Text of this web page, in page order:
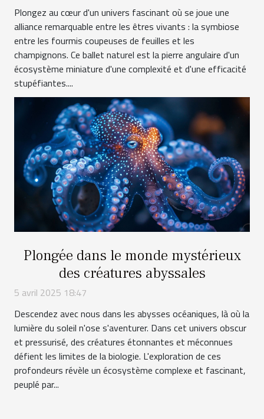
Plongez au cœur d'un univers fascinant où se joue une
alliance remarquable entre les êtres vivants : la symbiose
entre les fourmis coupeuses de feuilles et les
champignons. Ce ballet naturel est la pierre angulaire d'un
écosystème miniature d'une complexité et d'une efficacité
stupéfiantes....
Plongée dans le monde mystérieux
des créatures abyssales
5 avril 2025 18:47
Descendez avec nous dans les abysses océaniques, là où la
lumière du soleil n'ose s'aventurer. Dans cet univers obscur
et pressurisé, des créatures étonnantes et méconnues
défient les limites de la biologie. L'exploration de ces
profondeurs révèle un écosystème complexe et fascinant,
peuplé par...